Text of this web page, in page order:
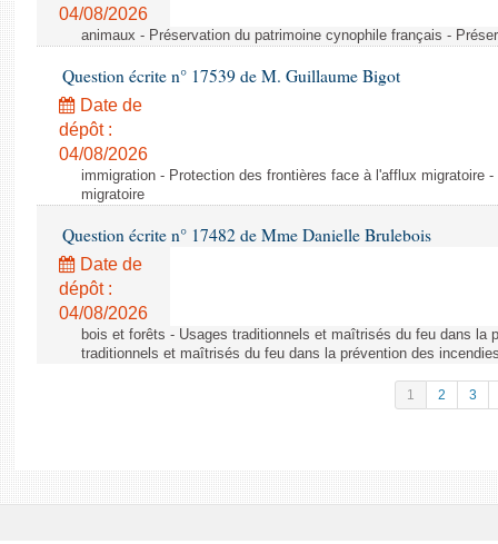
04/08/2026
animaux - Préservation du patrimoine cynophile français -
Question écrite n° 17539 de M. Guillaume Bigot
Date de
dépôt :
04/08/2026
immigration - Protection des frontières face à l'afflux migratoire
migratoire
Question écrite n° 17482 de Mme Danielle Brulebois
Date de
dépôt :
04/08/2026
bois et forêts - Usages traditionnels et maîtrisés du feu dans la
traditionnels et maîtrisés du feu dans la prévention des
1 2 3